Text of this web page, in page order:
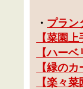
・ プラン
【菜園上
【ハーベ
【緑のカ
【楽々菜